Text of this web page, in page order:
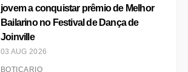
jovem a conquistar prêmio de Melhor
Bailarino no Festival de Dança de
Joinville
03 AUG 2026
BOTICÁRIO